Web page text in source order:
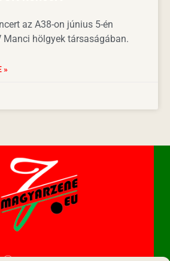
az A38-on június 5-én
Manci hölgyek társaságában.
»